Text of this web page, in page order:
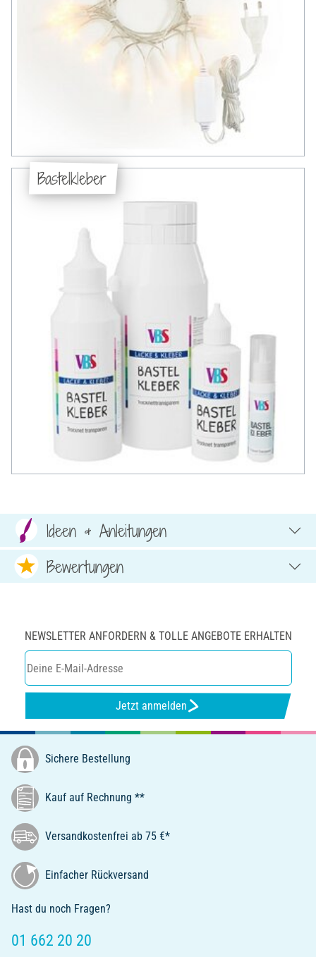
Bastelkleber
Ideen & Anleitungen
Bewertungen
NEWSLETTER ANFORDERN & TOLLE ANGEBOTE ERHALTEN
Jetzt anmelden
Sichere Bestellung
Kauf auf Rechnung **
Versandkostenfrei ab 75 €*
Einfacher Rückversand
Hast du noch Fragen?
01 662 20 20